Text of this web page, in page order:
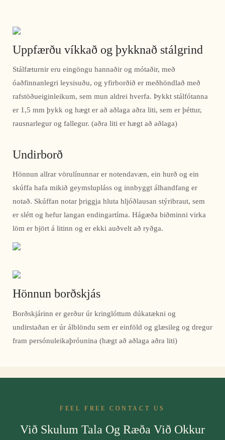
Uppfærðu víkkað og þykknað stálgrind
Stálfæturnir eru eingöngu hannaðir og mótaðir, með
óaðfinnanlegri leysisuðu, og yfirborðið er meðhöndlað með
rafstöðueiginleikum, sem mun aldrei hverfa. Þykkt stálfótanna
er 1,5 mm þykk og hægt er að aðlaga aðra liti, sem er þéttur,
rausnarlegur og fallegur. (aðra liti er hægt að aðlaga)
Undirborð
Hönnun allrar vörulínunnar er notendavæn, ein hurð og ein
skúffa hafa mikið geymslupláss og innbyggt álhandfang er
notað. Skúffan notar þriggja hluta hljóðlausan stýribraut, sem
er slétt og hefur langan endingartíma. Hágæða biðminni virka
löm er björt á litinn og er ekki auðvelt að ryðga.
Hönnun borðskjás
Borðskjárinn er gerður úr kringlóttum dúkatækni og
undirstaðan er úr álblöndu sem er einföld og glæsileg og dregur
fram persónuleikaþróunina (hægt að aðlaga aðra liti)
FEEL FREE CONTACT US
Við Skulum Tala Og Ræða Við Okkur